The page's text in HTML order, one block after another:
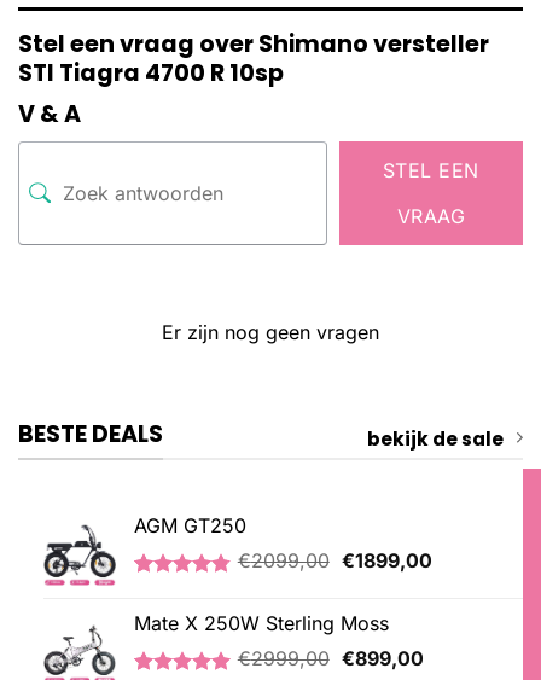
Stel een vraag over Shimano versteller
STI Tiagra 4700 R 10sp
V & A
STEL EEN
VRAAG
Er zijn nog geen vragen
BESTE DEALS bekijk de sale
AGM GT250
gebaseerd
op
klantbeoordelingen
€2099,00 Oorspronkelijke
€2099,00.
€1899,00Huidige
Mate X 250W Sterling Moss
€2999,00 Oorspronkelijke
€899,00Huidige